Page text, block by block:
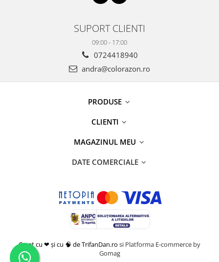
SUPORT CLIENTI
09:00 - 17:00
0724418940
andra@colorazon.ro
PRODUSE
CLIENTI
MAGAZINUL MEU
DATE COMERCIALE
Creat cu ❤ și cu 🧠 de TrifanDan.ro si Platforma E-commerce by
Gomag